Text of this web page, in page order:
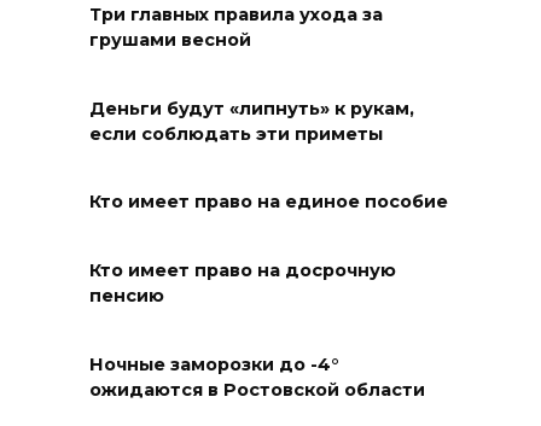
над Ростовской областью
Пересчитайте деньги до
восхода солнца: приметы на 6
В Сальском районе завтра
пунктах
Три главных правила ухода за
грушами весной
Деньги будут «липнуть» к рукам,
если соблюдать эти приметы
Кто имеет право на единое пособие
Кто имеет право на досрочную
пенсию
Ночные заморозки до -4°
ожидаются в Ростовской области